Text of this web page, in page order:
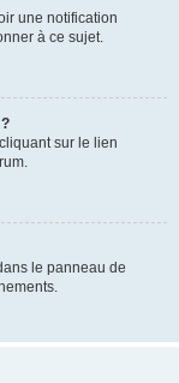
une notification
à ce sujet.
sur le lien
le panneau de